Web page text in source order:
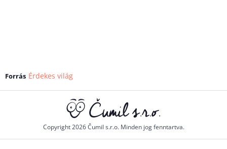
Forrás Érdekes világ
Copyright 2026 Čumil s.r.o. Minden jog fenntartva.